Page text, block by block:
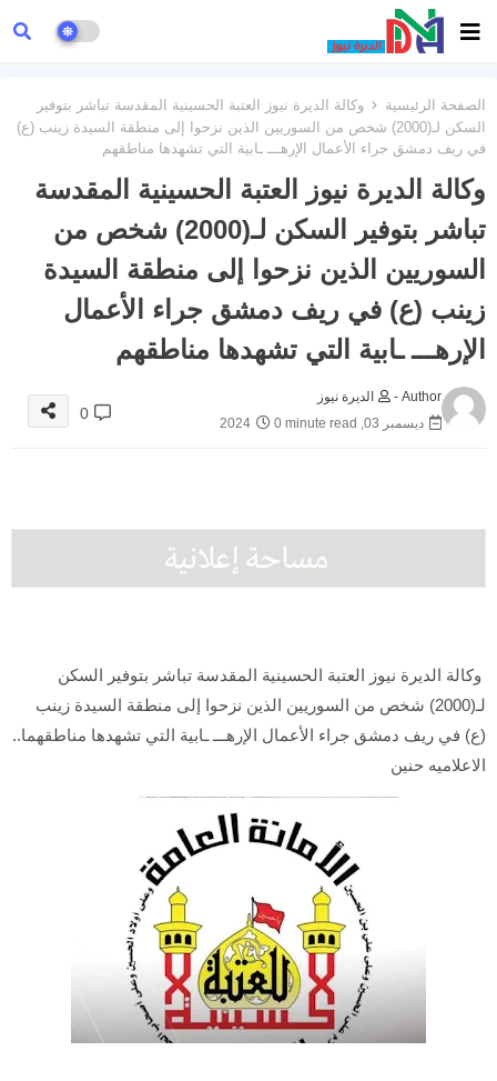
الصفحة الرئيسية
وكالة الديرة نيوز العتبة الحسينية المقدسة تباشر بتوفير
السكن لـ(2000) شخص من السوريين الذين نزحوا إلى منطقة السيدة زينب (ع)
في ريف دمشق جراء الأعمال الإرهـــ ـابية التي تشهدها مناطقهم
وكالة الديرة نيوز العتبة الحسينية المقدسة
تباشر بتوفير السكن لـ(2000) شخص من
السوريين الذين نزحوا إلى منطقة السيدة
زينب (ع) في ريف دمشق جراء الأعمال
الإرهـــ ـابية التي تشهدها مناطقهم
Author -
الديرة نيوز
ديسمبر 03, 2024
0 minute read
0
وكالة الديرة نيوز العتبة الحسينية المقدسة تباشر بتوفير السكن
لـ(2000) شخص من السوريين الذين نزحوا إلى منطقة السيدة زينب
(ع) في ريف دمشق جراء الأعمال الإرهـــ ـابية التي تشهدها مناطقهما..
الاعلاميه حنين